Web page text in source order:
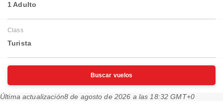
1 Adulto
Class
Turista
Buscar vuelos
Última actualización8 de agosto de 2026 a las 18:32 GMT+0